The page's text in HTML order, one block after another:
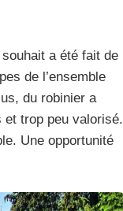
a été fait de
de l’ensemble
du robinier a
trop peu valorisé.
Une opportunité